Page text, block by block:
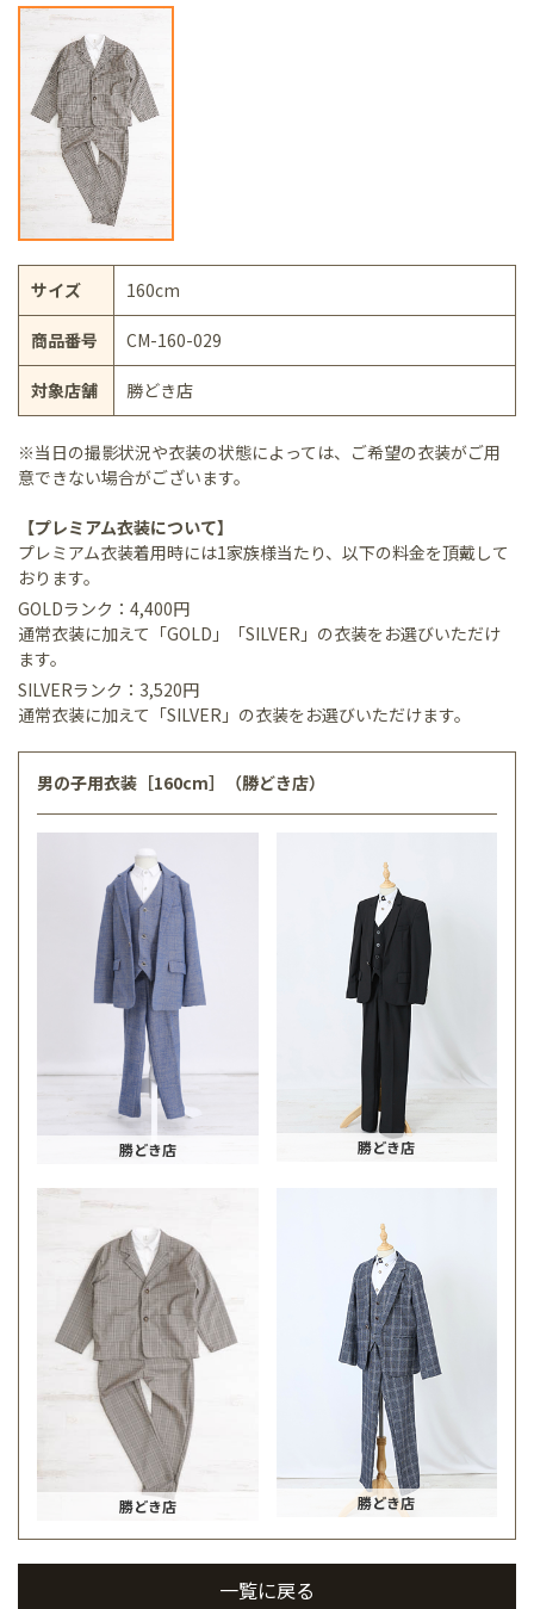
サイズ 160cm
商品番号 CM-160-029
対象店舗 勝どき店
※当日の撮影状況や衣装の状態によっては、ご希望の衣装がご用
意できない場合がございます。
【プレミアム衣装について】
プレミアム衣装着用時には1家族様当たり、以下の料金を頂戴して
おります。
GOLDランク：4,400円
通常衣装に加えて「GOLD」「SILVER」の衣装をお選びいただけ
ます。
SILVERランク：3,520円
通常衣装に加えて「SILVER」の衣装をお選びいただけます。
男の子用衣装［160cm］（勝どき店）
勝どき店 勝どき店
勝どき店 勝どき店
一覧に戻る